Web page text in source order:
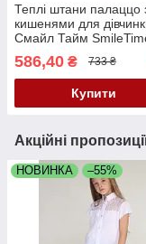
Теплі штани палаццо
кишенями для
Смайл Тайм
586,40 ₴ 733 ₴
Купити
Акційні
НОВИНКА –55%